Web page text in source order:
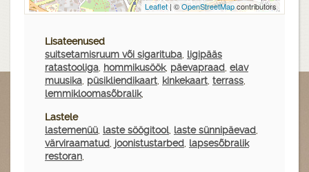
Leaflet| ©OpenStreetMapcontributors
Lisateenused
suitsetamisruum või sigarituba, ligipääs
ratastooliga, hommikusöök, päevapraad, elav
muusika, püsikliendikaart, kinkekaart, terrass,
lemmikloomasõbralik,
Lastele
lastemenüü, laste söögitool, laste sünnipäevad,
värviraamatud, joonistustarbed, lapsesõbralik
restoran,